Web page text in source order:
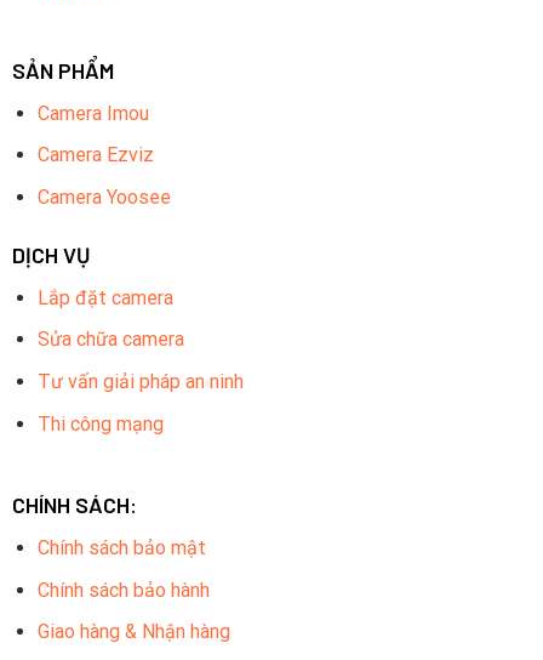
SẢN PHẨM
Camera Imou
Camera Ezviz
Camera Yoosee
DỊCH VỤ
Lắp đặt camera
Sửa chữa camera
Tư vấn giải pháp an ninh
Thi công mạng
CHÍNH SÁCH:
Chính sách bảo mật
Chính sách bảo hành
Giao hàng & Nhận hàng